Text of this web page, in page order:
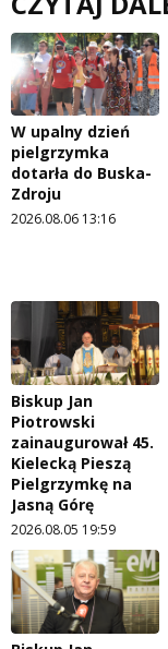
W upalny dzień
pielgrzymka
dotarła do Buska-
Zdroju
2026.08.06 13:16
Biskup Jan
Piotrowski
zainaugurował 45.
Kielecką Pieszą
Pielgrzymkę na
Jasną Górę
2026.08.05 19:59